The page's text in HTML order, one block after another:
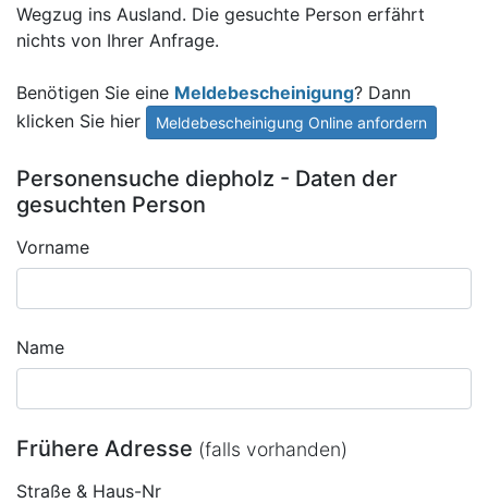
Wegzug ins Ausland. Die gesuchte Person erfährt
nichts von Ihrer Anfrage.
Benötigen Sie eine Meldebescheinigung? Dann
klicken Sie hier
Meldebescheinigung Online anfordern
Personensuche diepholz - Daten der
gesuchten Person
Vorname
Name
Frühere Adresse (falls vorhanden)
Straße & Haus-Nr